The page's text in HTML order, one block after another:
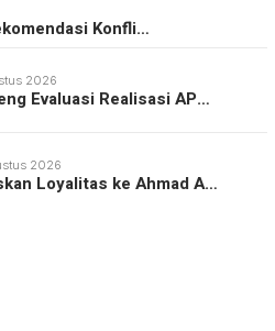
Konfli…
2026
Evaluasi Realisasi AP…
2026
Loyalitas ke Ahmad A…